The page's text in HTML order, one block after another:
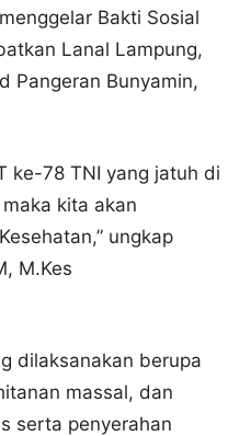
Bakti Sosial
Lanal Lampung,
Pangeran Bunyamin,
ke-78 TNI yang jatuh di
kita akan
ungkap
M.Kes
dilaksanakan berupa
massal, dan
serta penyerahan